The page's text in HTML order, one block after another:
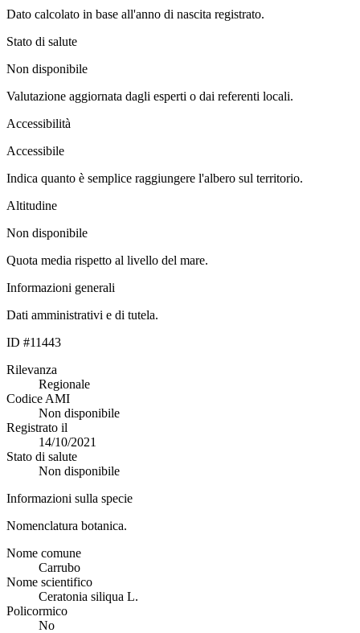
Dato calcolato in base all'anno di nascita registrato.
Stato di salute
Non disponibile
Valutazione aggiornata dagli esperti o dai referenti locali.
Accessibilità
Accessibile
Indica quanto è semplice raggiungere l'albero sul territorio.
Altitudine
Non disponibile
Quota media rispetto al livello del mare.
Informazioni generali
Dati amministrativi e di tutela.
ID #11443
Rilevanza
Regionale
Codice AMI
Non disponibile
Registrato il
14/10/2021
Stato di salute
Non disponibile
Informazioni sulla specie
Nomenclatura botanica.
Nome comune
Carrubo
Nome scientifico
Ceratonia siliqua L.
Policormico
No